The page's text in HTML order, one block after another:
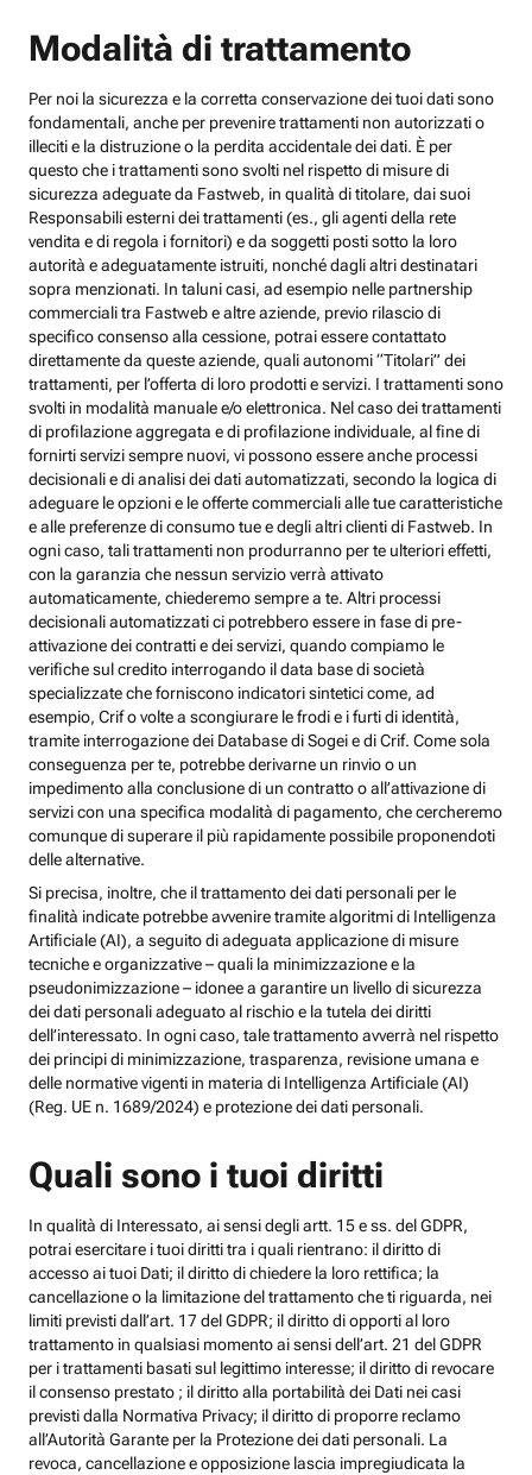
Modalità di trattamento
Per noi la sicurezza e la corretta conservazione dei tuoi dati sono
fondamentali, anche per prevenire trattamenti non autorizzati o
illeciti e la distruzione o la perdita accidentale dei dati. È per
questo che i trattamenti sono svolti nel rispetto di misure di
sicurezza adeguate da Fastweb, in qualità di titolare, dai suoi
Responsabili esterni dei trattamenti (es., gli agenti della rete
vendita e di regola i fornitori) e da soggetti posti sotto la loro
autorità e adeguatamente istruiti, nonché dagli altri destinatari
sopra menzionati. In taluni casi, ad esempio nelle partnership
commerciali tra Fastweb e altre aziende, previo rilascio di
specifico consenso alla cessione, potrai essere contattato
direttamente da queste aziende, quali autonomi “Titolari” dei
trattamenti, per l’offerta di loro prodotti e servizi. I trattamenti sono
svolti in modalità manuale e/o elettronica. Nel caso dei trattamenti
di profilazione aggregata e di profilazione individuale, al fine di
fornirti servizi sempre nuovi, vi possono essere anche processi
decisionali e di analisi dei dati automatizzati, secondo la logica di
adeguare le opzioni e le offerte commerciali alle tue caratteristiche
e alle preferenze di consumo tue e degli altri clienti di Fastweb. In
ogni caso, tali trattamenti non produrranno per te ulteriori effetti,
con la garanzia che nessun servizio verrà attivato
automaticamente, chiederemo sempre a te. Altri processi
decisionali automatizzati ci potrebbero essere in fase di pre-
attivazione dei contratti e dei servizi, quando compiamo le
verifiche sul credito interrogando il data base di società
specializzate che forniscono indicatori sintetici come, ad
esempio, Crif o volte a scongiurare le frodi e i furti di identità,
tramite interrogazione dei Database di Sogei e di Crif. Come sola
conseguenza per te, potrebbe derivarne un rinvio o un
impedimento alla conclusione di un contratto o all’attivazione di
servizi con una specifica modalità di pagamento, che cercheremo
comunque di superare il più rapidamente possibile proponendoti
delle alternative.
Si precisa, inoltre, che il trattamento dei dati personali per le
finalità indicate potrebbe avvenire tramite algoritmi di Intelligenza
Artificiale (AI), a seguito di adeguata applicazione di misure
tecniche e organizzative – quali la minimizzazione e la
pseudonimizzazione – idonee a garantire un livello di sicurezza
dei dati personali adeguato al rischio e la tutela dei diritti
dell’interessato. In ogni caso, tale trattamento avverrà nel rispetto
dei principi di minimizzazione, trasparenza, revisione umana e
delle normative vigenti in materia di Intelligenza Artificiale (AI)
(Reg. UE n. 1689/2024) e protezione dei dati personali.
Quali sono i tuoi diritti
In qualità di Interessato, ai sensi degli artt. 15 e ss. del GDPR,
potrai esercitare i tuoi diritti tra i quali rientrano: il diritto di
accesso ai tuoi Dati; il diritto di chiedere la loro rettifica; la
cancellazione o la limitazione del trattamento che ti riguarda, nei
limiti previsti dall’art. 17 del GDPR; il diritto di opporti al loro
trattamento in qualsiasi momento ai sensi dell’art. 21 del GDPR
per i trattamenti basati sul legittimo interesse; il diritto di revocare
il consenso prestato ; il diritto alla portabilità dei Dati nei casi
previsti dalla Normativa Privacy; il diritto di proporre reclamo
all’Autorità Garante per la Protezione dei dati personali. La
revoca, cancellazione e opposizione lascia impregiudicata la